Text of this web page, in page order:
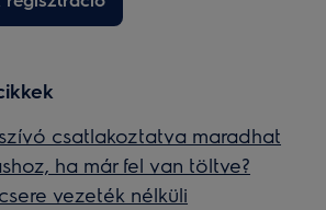
csatlakoztatva maradhat
ha már fel van töltve?
vezeték nélküli